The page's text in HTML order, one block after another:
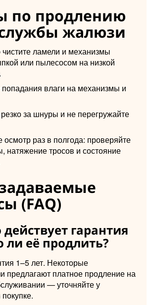
по продлению
жалюзи
чистите ламели и механизмы
или пылесосом на низкой
попадания влаги на механизмы и
за шнуры и не перегружайте
осмотр раз в полгода: проверяйте
натяжение тросов и состояние
(FAQ)
гарантия
её продлить?
1–5 лет. Некоторые
предлагают платное продление на
— уточняйте у